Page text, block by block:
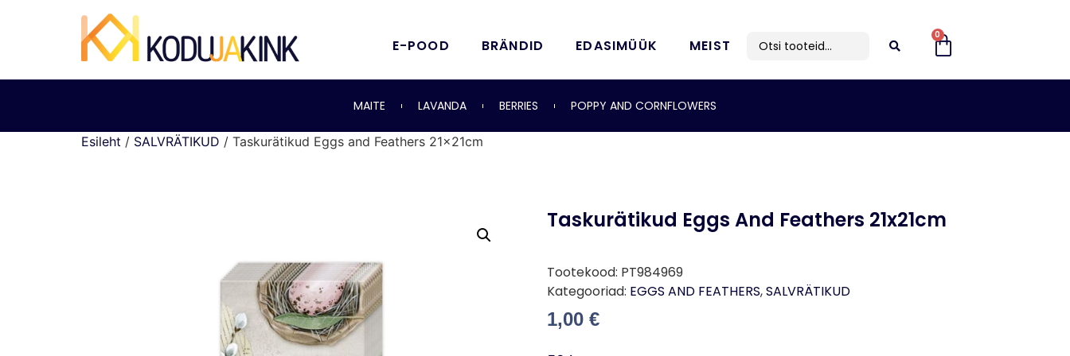
E-POOD BRÄNDID EDASIMÜÜK MEIST
0
MAITE LAVANDA BERRIES POPPY AND CORNFLOWERS
Esileht / SALVRÄTIKUD / Taskurätikud Eggs and Feathers 21x21cm
Taskurätikud Eggs And Feathers 21x21cm
Tootekood: PT984969
Kategooriad: EGGS AND FEATHERS,SALVRÄTIKUD
1,00 €